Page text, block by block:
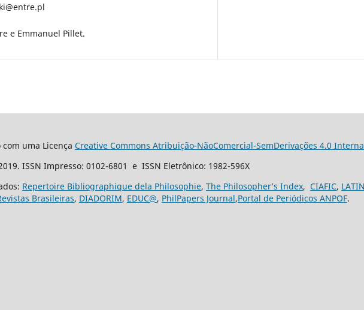
e Emmanuel Pillet.
uma Licença Creative Commons Atribuição-NãoComercial-SemDerivações 4.0
ISSN Impresso: 0102-6801 e ISSN Eletrônico: 1982-596X
Repertoire Bibliographique dela Philosophie, The Philosopher’s Index, CIAFIC,
Brasileiras, DIADORIM, EDUC@, PhilPapers Journal,Portal de Periódicos ANPOF.